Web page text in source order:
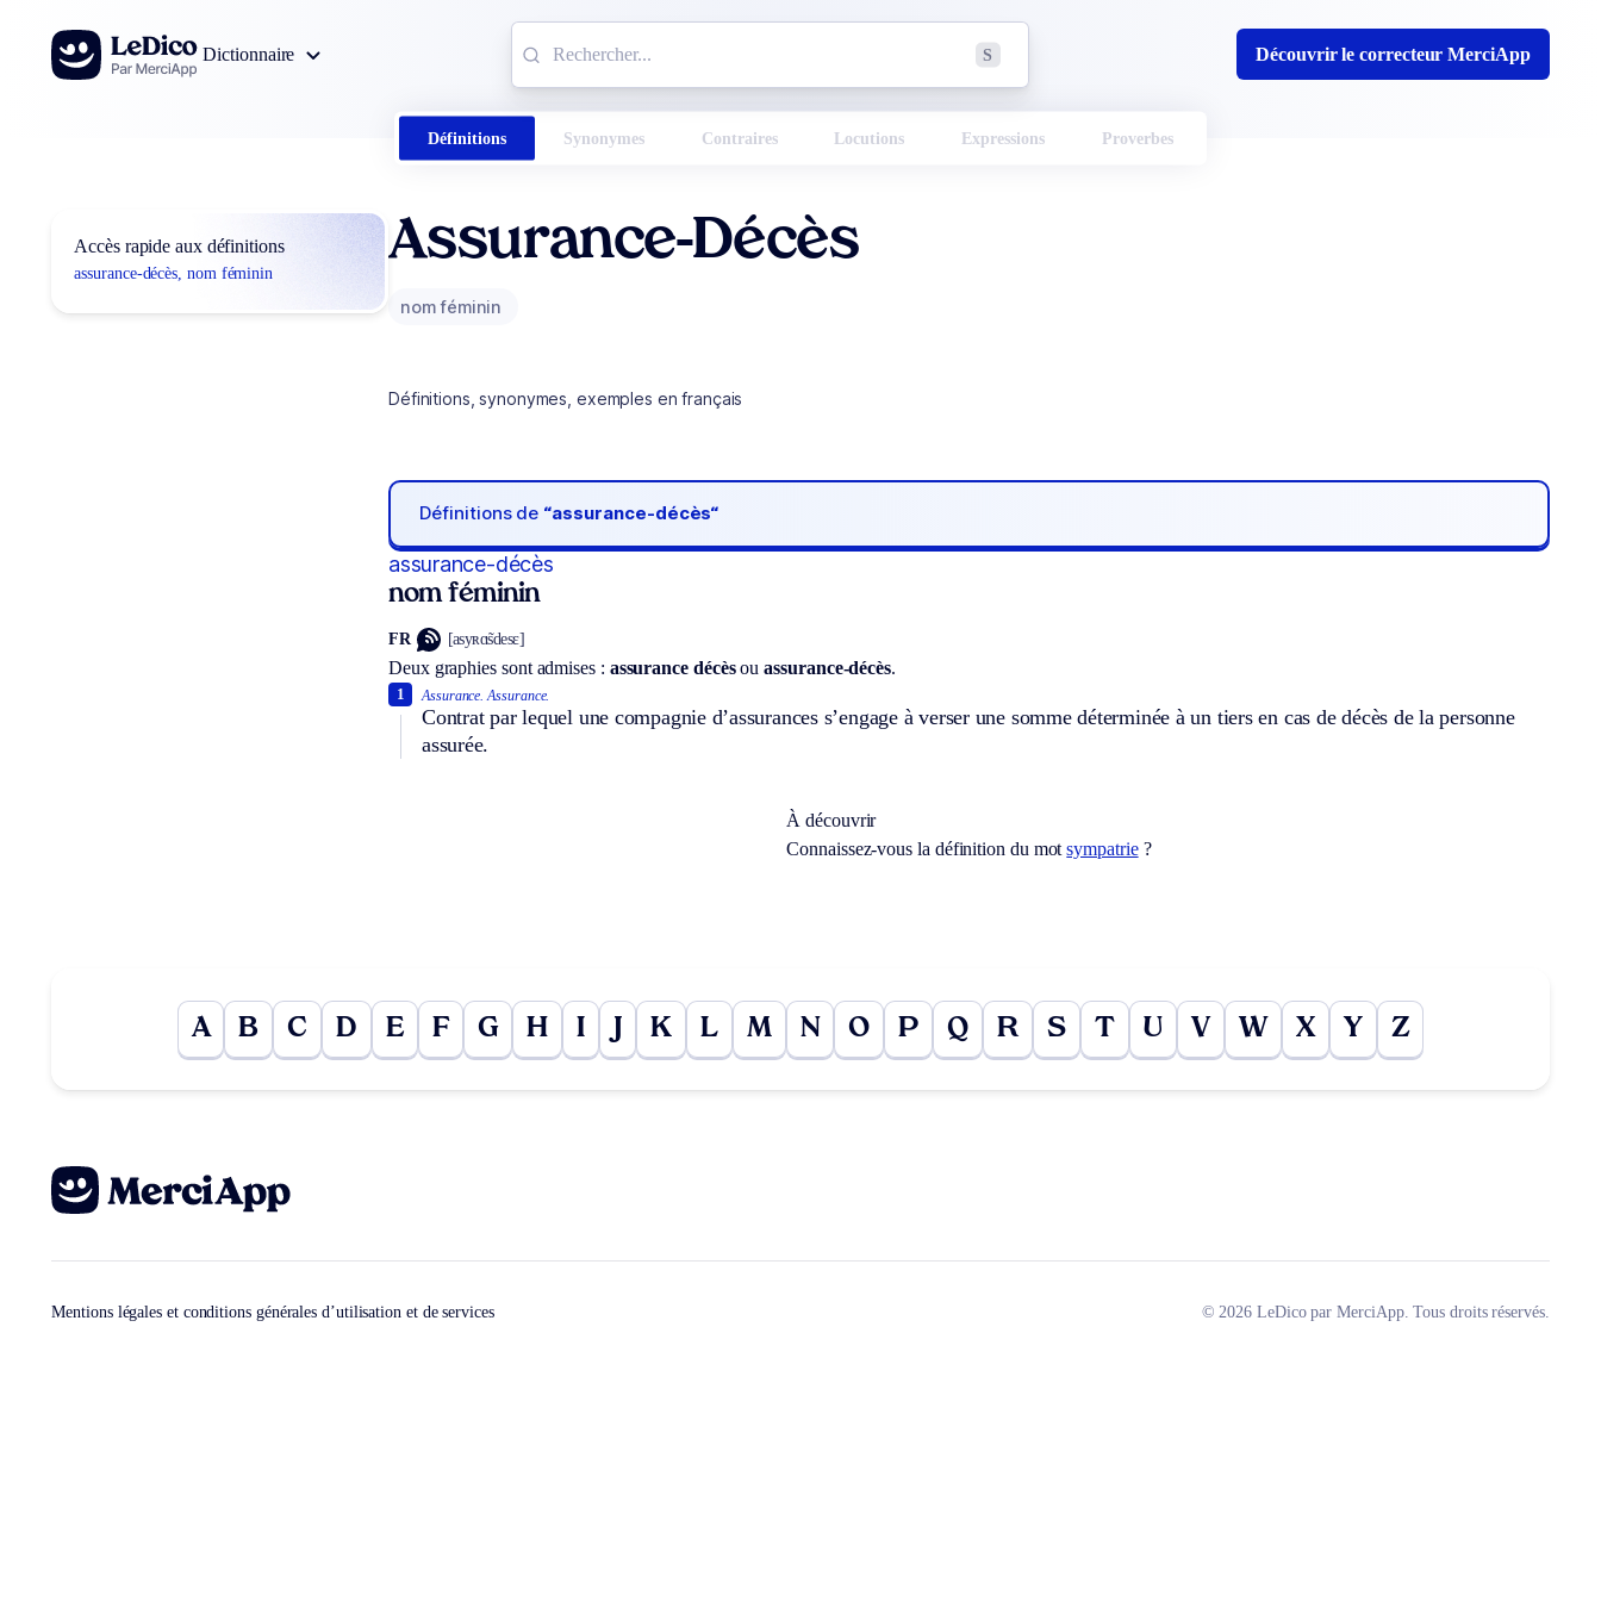
Aller au contenu
Dictionnaire
S Découvrir le correcteur MerciApp
Définitions Synonymes Contraires Locutions Expressions Proverbes
Accès rapide aux définitions
assurance-décès, nom féminin
Assurance-Décès
nom féminin
Définitions, synonymes, exemples en français
Définitions de “assurance-décès“
assurance-décès
nom féminin
FR [asyʀɑ̃sdesɛ]
Deux graphies sont admises : assurance décèsouassurance-décès.
Assurance. Assurance.
Contrat par lequel une compagnie d’assurances s’engage à verser une somme déterminée à un tiers en cas de décès de la personne
assurée.
1
À découvrir
Connaissez-vous la définition du motsympatrie?
A B C D E F G H I K L M N O P Q R S T U V W X Y Z
Mentions légales et conditions générales d’utilisation et de services © 2026 LeDico par MerciApp. Tous droits réservés.